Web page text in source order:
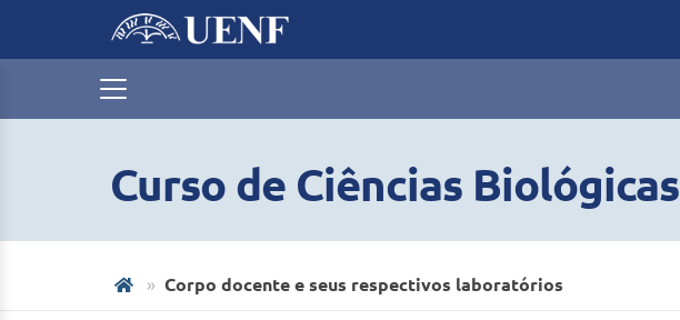
Curso de Ciências Biológicas
Corpo docente e seus respectivos laboratórios